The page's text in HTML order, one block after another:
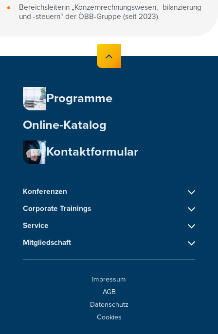
Bereichsleiterin „Konzernrechnungswesen, -bilanzierung
und -steuern“ der ÖBB-Gruppe (seit 2023)
Programme
Online-Katalog
Kontaktformular
Konferenzen
Corporate Trainings
Service
Mitgliedschaft
Impressum
AGB
Datenschutz
Cookies